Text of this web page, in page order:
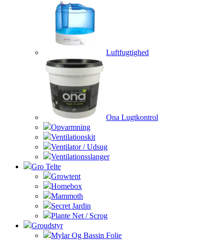
Luftfugtighed
Ona Lugtkontrol
Opvarmning
Ventilationskit
Ventilator / Udsug
Ventilationsslanger
Gro Telte
Growtent
Homebox
Mammoth
Secret Jardin
Plante Net / Scrog
Groudstyr
Mylar Og Bassin Folie